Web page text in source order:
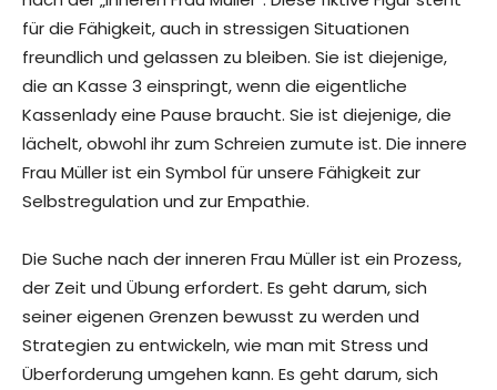
für die Fähigkeit, auch in stressigen Situationen
freundlich und gelassen zu bleiben. Sie ist diejenige,
die an Kasse 3 einspringt, wenn die eigentliche
Kassenlady eine Pause braucht. Sie ist diejenige, die
lächelt, obwohl ihr zum Schreien zumute ist. Die innere
Frau Müller ist ein Symbol für unsere Fähigkeit zur
Selbstregulation und zur Empathie.
Die Suche nach der inneren Frau Müller ist ein Prozess,
der Zeit und Übung erfordert. Es geht darum, sich
seiner eigenen Grenzen bewusst zu werden und
Strategien zu entwickeln, wie man mit Stress und
Überforderung umgehen kann. Es geht darum, sich